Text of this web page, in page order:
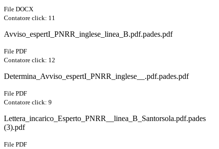
File DOCX
Contatore click: 11
Avviso_espertI_PNRR_inglese_linea_B.pdf.pades.pdf
File PDF
Contatore click: 12
Determina_Avviso_espertI_PNRR_inglese__.pdf.pades.pdf
File PDF
Contatore click: 9
Lettera_incarico_Esperto_PNRR__linea_B_Santorsola.pdf.pades
(3).pdf
File PDF